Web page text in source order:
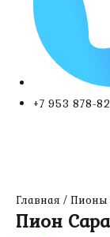
+7 953 878-
Главная / Пионы
Пион